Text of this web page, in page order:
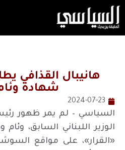
هانيبال القذافي
شهادة
2024-07-23
السياسي – لم يمر ظهور
الوزير اللبناني السابق،
«القرار»، على مواقع